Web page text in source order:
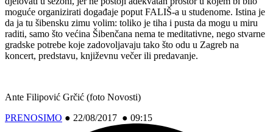
moguće organizirati događaje poputFALIŠ-a u studenome. Istina je
da ja tu šibensku zimu volim: toliko je tiha i pusta da mogu u miru
raditi, samo što većina Šibenčana nema te meditativne, nego stvarne
gradske potrebe koje zadovoljavaju tako što odu u Zagreb na
koncert, predstavu, književnu večer ili predavanje.
Ante Filipović Grčić (foto Novosti)
PRENOSIMO ● 22/08/2017 ● 09:15